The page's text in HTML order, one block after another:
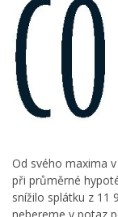
Od svého maxima
při průměrné
snížilo splátku z 11